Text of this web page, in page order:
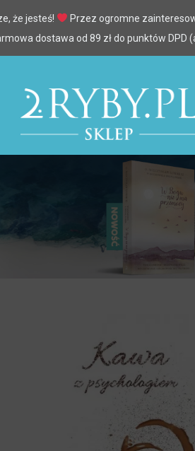
że jesteś! Przez ogromne
dostawa od 89 zł do punktów DPD